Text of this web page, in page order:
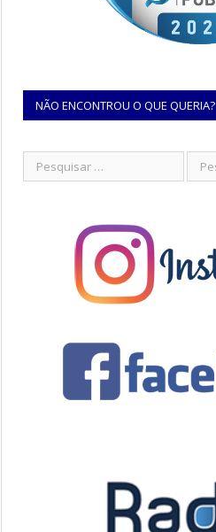
NÃO ENCONTROU O QUE QUERIA?